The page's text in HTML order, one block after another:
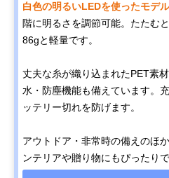
白色の明るいLEDを使ったモデル
階に明るさを調節可能。たたむ
86gと軽量です。
丈夫な糸が織り込まれたPET素
水・防塵機能も備えています。
ッテリー切れを防げます。
アウトドア・非常時の備えのほ
ンテリアや贈り物にもぴったりで